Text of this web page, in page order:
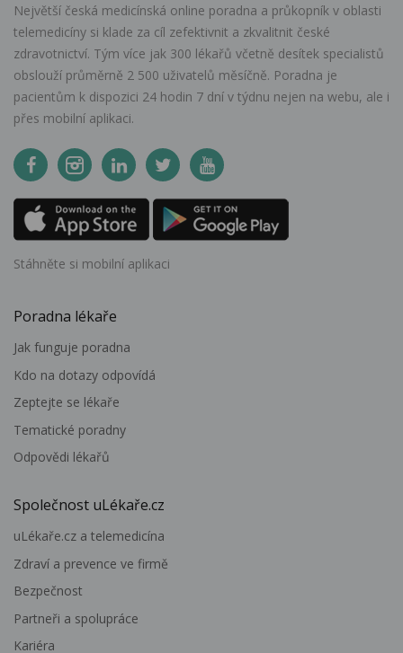
Největší česká medicínská online poradna a průkopník v oblasti
telemedicíny si klade za cíl zefektivnit a zkvalitnit české
zdravotnictví. Tým více jak 300 lékařů včetně desítek specialistů
obslouží průměrně 2 500 uživatelů měsíčně. Poradna je
pacientům k dispozici 24 hodin 7 dní v týdnu nejen na webu, ale i
přes mobilní aplikaci.
Stáhněte si mobilní aplikaci
Poradna lékaře
Jak funguje poradna
Kdo na dotazy odpovídá
Zeptejte se lékaře
Tematické poradny
Odpovědi lékařů
Společnost uLékaře.cz
uLékaře.cz a telemedicína
Zdraví a prevence ve firmě
Bezpečnost
Partneři a spolupráce
Kariéra